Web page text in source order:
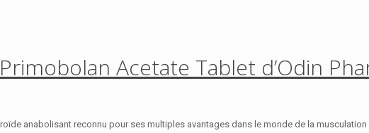
Acetate Tablet d’Odin
anabolisant reconnu pour ses multiples avantages dans le monde de la